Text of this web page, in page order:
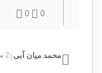
0
0
محمد میان آبی 2 سال پیش